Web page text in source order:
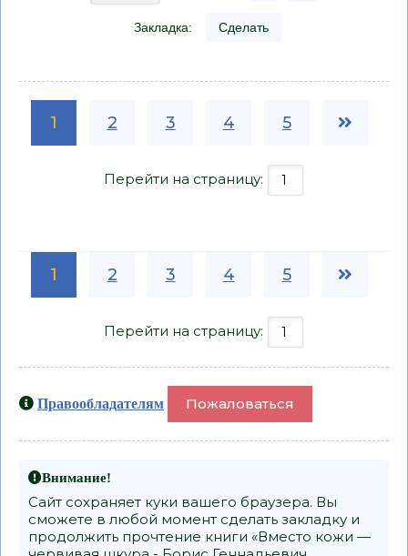
Закладка: Сделать
1 2 3 4 5
Перейти на страницу:
1 2 3 4 5
Перейти на страницу:
Правообладателям Пожаловаться
Внимание!
Сайт сохраняет куки вашего браузера. Вы
сможете в любой момент сделать закладку и
продолжить прочтение книги «Вместо кожи —